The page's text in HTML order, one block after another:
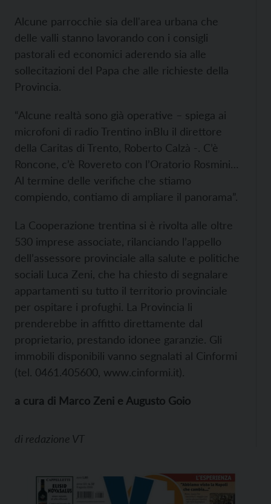
Alcune parrocchie sia dell'area urbana che
delle valli stanno lavorando con i consigli
pastorali ed economici aderendo sia alle
sollecitazioni del Papa che alle richieste della
Provincia.
“Alcune realtà sono già operative – spiega ai
microfoni di radio Trentino inBlu il direttore
della Caritas di Trento, Roberto Calzà -. C’è
Roncone, c’è Rovereto con l’Oratorio Rosmini…
Al termine delle verifiche che stiamo
compiendo, contiamo di ampliare il panorama”.
La Cooperazione trentina si è rivolta alle oltre
530 imprese associate, rilanciando l’appello
dell’assessore provinciale alla salute e politiche
sociali Luca Zeni, che ha chiesto di segnalare
appartamenti su tutto il territorio provinciale
per ospitare i profughi. La Provincia li
prenderebbe in affitto direttamente dal
proprietario, prestando idonee garanzie. Gli
immobili disponibili vanno segnalati al Cinformi
(tel. 0461.405600, www.cinformi.it).
a cura di Marco Zeni e Augusto Goio
di redazione VT